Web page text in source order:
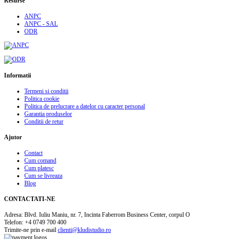
ANPC
ANPC - SAL
ODR
Informatii
Termeni si conditii
Politica cookie
Politica de prelucrare a datelor cu caracter personal
Garantia produselor
Conditii de retur
Ajutor
Contact
Cum comand
Cum platesc
Cum se livreaza
Blog
CONTACTATI-NE
Adresa: Blvd. Iuliu Maniu, nr. 7, Incinta Faberrom Business Center, corpul O
Telefon: +4 0749 700 400
Trimite-ne prin e-mail clienti@kludistudio.ro